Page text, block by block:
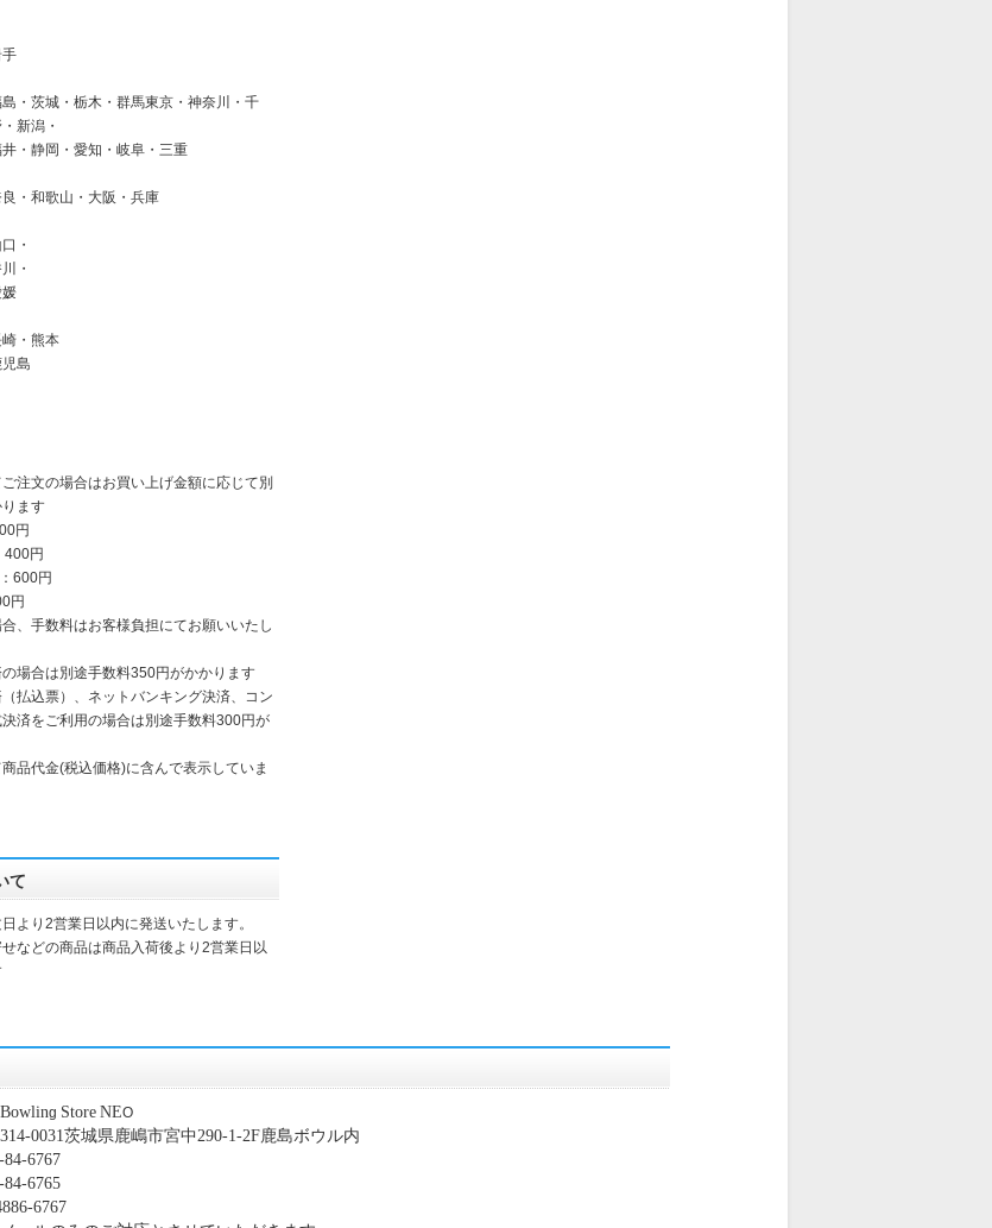
・茨城・栃木・群馬東京・神奈川・千
新潟・
・静岡・愛知・岐阜・三重
・和歌山・大阪・兵庫
・
・
・熊本
島
注文の場合はお買い上げ金額に応じて別
ます
円
400円
600円
円
、手数料はお客様負担にてお願いいたし
の場合は別途手数料350円がかかります
（払込票）、ネットバンキング決済、コン
済をご利用の場合は別途手数料300円が
品代金(税込価格)に含んで表示していま
て
より2営業日以内に発送いたします。
などの商品は商品入荷後より2営業日以
g Store NEO
314-0031茨城県鹿嶋市宮中290-1-2F鹿島ボウル内
6767
6765
6767